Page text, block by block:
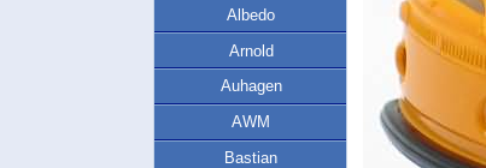
Albedo
Arnold
Auhagen
AWM
Bastian